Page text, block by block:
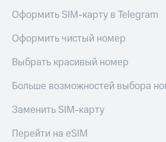
Оформить SIM-карту в Telegram
Оформить чистый номер
Выбрать красивый номер
Больше возможностей выбора
Заменить SIM-карту
Перейти на eSIM